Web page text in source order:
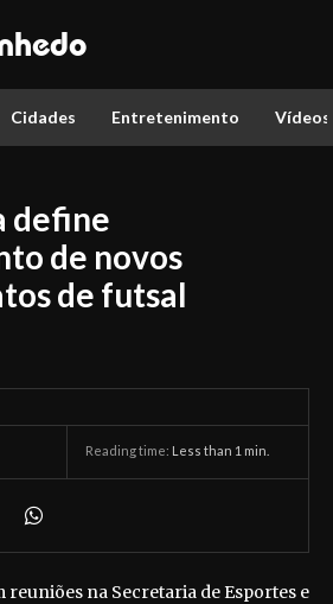
Cidades Entretenimento Vídeos
define
de novos
de futsal
Reading time: Less than 1 min.
reuniões na Secretaria de Esportes e